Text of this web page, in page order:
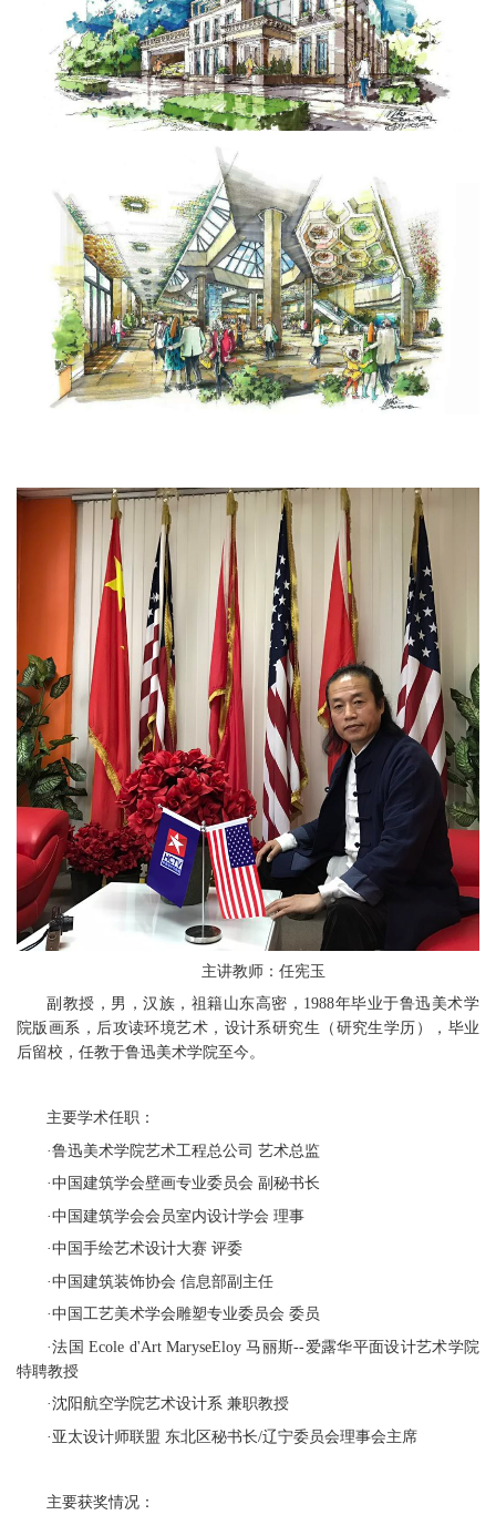
主讲教师：任宪玉
副教授，男，汉族，祖籍山东高密，1988年毕业于鲁迅美术学
院版画系，后攻读环境艺术，设计系研究生（研究生学历），毕业
后留校，任教于鲁迅美术学院至今。
主要学术任职：
·鲁迅美术学院艺术工程总公司 艺术总监
·中国建筑学会壁画专业委员会 副秘书长
·中国建筑学会会员室内设计学会 理事
·中国手绘艺术设计大赛 评委
·中国建筑装饰协会 信息部副主任
·中国工艺美术学会雕塑专业委员会 委员
·法国 Ecole d'Art MaryseEloy 马丽斯--爱露华平面设计艺术学院
特聘教授
·沈阳航空学院艺术设计系 兼职教授
·亚太设计师联盟 东北区秘书长/辽宁委员会理事会主席
主要获奖情况：